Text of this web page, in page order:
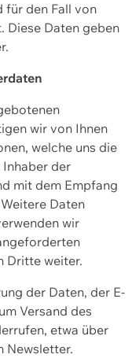
für den Fall von
Diese Daten geben
wir von Ihnen
welche uns die
der
mit dem Empfang
Daten
wir
Dritte weiter.
der Daten, der E-
Versand des
etwa über
Newsletter.